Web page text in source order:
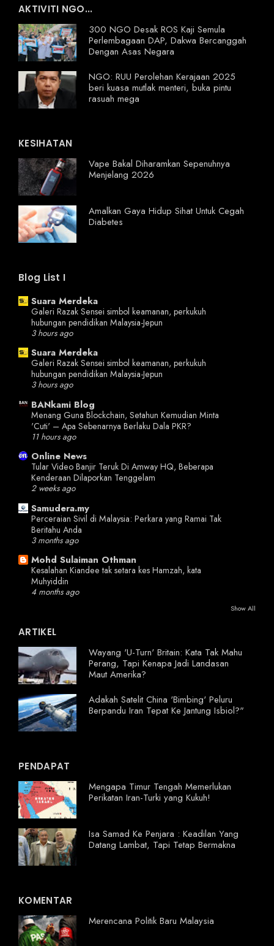
AKTIVITI NGO...
300 NGO Desak ROS Kaji Semula
Perlembagaan DAP, Dakwa Bercanggah
Dengan Asas Negara
NGO: RUU Perolehan Kerajaan 2025
beri kuasa mutlak menteri, buka pintu
rasuah mega
KESIHATAN
Vape Bakal Diharamkan Sepenuhnya
Menjelang 2026
Amalkan Gaya Hidup Sihat Untuk Cegah
Diabetes
Blog List I
Suara Merdeka
Galeri Razak Sensei simbol keamanan, perkukuh
hubungan pendidikan Malaysia-Jepun
3 hours ago
Suara Merdeka
Galeri Razak Sensei simbol keamanan, perkukuh
hubungan pendidikan Malaysia-Jepun
3 hours ago
BANkami Blog
Menang Guna Blockchain, Setahun Kemudian Minta
'Cuti' – Apa Sebenarnya Berlaku Dala PKR?
11 hours ago
Online News
Tular Video Banjir Teruk Di Amway HQ, Beberapa
Kenderaan Dilaporkan Tenggelam
2 weeks ago
Samudera.my
Perceraian Sivil di Malaysia: Perkara yang Ramai Tak
Beritahu Anda
3 months ago
Mohd Sulaiman Othman
Kesalahan Kiandee tak setara kes Hamzah, kata
Muhyiddin
4 months ago
Show All
ARTIKEL
Wayang 'U-Turn' Britain: Kata Tak Mahu
Perang, Tapi Kenapa Jadi Landasan
Maut Amerika?
Adakah Satelit China 'Bimbing' Peluru
Berpandu Iran Tepat Ke Jantung Isbiol?"
PENDAPAT
Mengapa Timur Tengah Memerlukan
Perikatan Iran-Turki yang Kukuh!
Isa Samad Ke Penjara : Keadilan Yang
Datang Lambat, Tapi Tetap Bermakna
KOMENTAR
Merencana Politik Baru Malaysia